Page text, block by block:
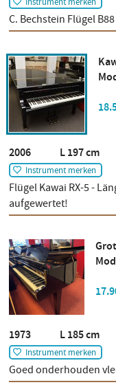
C. Bechstein Flügel
2006 L 197 cm
Instrument merken
Flügel Kawai RX-5 -
aufgewertet!
1973 L 185 cm
Instrument merken
Goed onderhouden